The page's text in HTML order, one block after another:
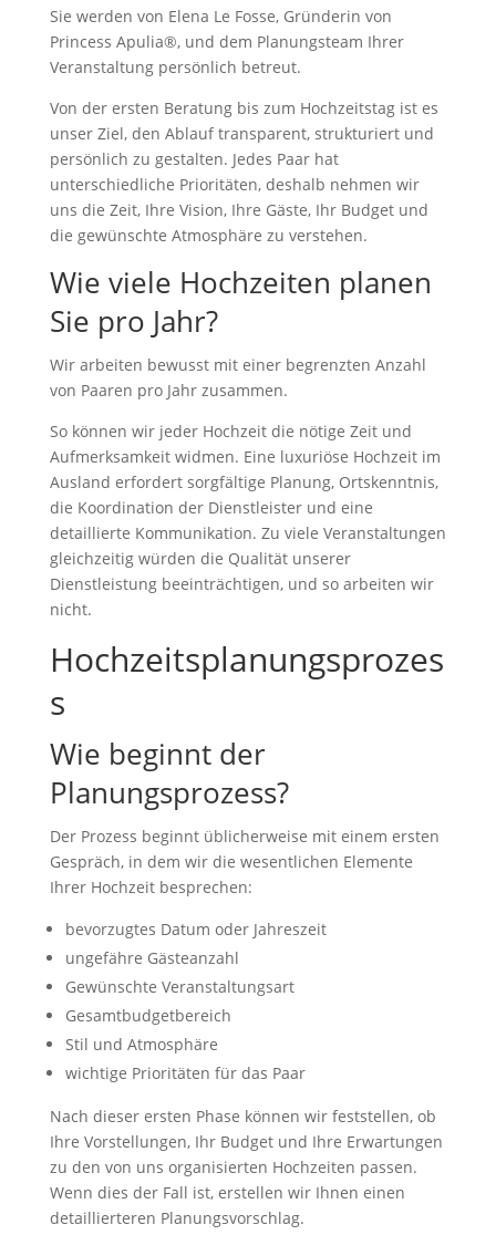
Sie werden von Elena Le Fosse, Gründerin von
Princess Apulia®, und dem Planungsteam Ihrer
Veranstaltung persönlich betreut.
Von der ersten Beratung bis zum Hochzeitstag ist es
unser Ziel, den Ablauf transparent, strukturiert und
persönlich zu gestalten. Jedes Paar hat
unterschiedliche Prioritäten, deshalb nehmen wir
uns die Zeit, Ihre Vision, Ihre Gäste, Ihr Budget und
die gewünschte Atmosphäre zu verstehen.
Wie viele Hochzeiten planen
Sie pro Jahr?
Wir arbeiten bewusst mit einer begrenzten Anzahl
von Paaren pro Jahr zusammen.
So können wir jeder Hochzeit die nötige Zeit und
Aufmerksamkeit widmen. Eine luxuriöse Hochzeit im
Ausland erfordert sorgfältige Planung, Ortskenntnis,
die Koordination der Dienstleister und eine
detaillierte Kommunikation. Zu viele Veranstaltungen
gleichzeitig würden die Qualität unserer
Dienstleistung beeinträchtigen, und so arbeiten wir
nicht.
Hochzeitsplanungsprozes
s
Wie beginnt der
Planungsprozess?
Der Prozess beginnt üblicherweise mit einem ersten
Gespräch, in dem wir die wesentlichen Elemente
Ihrer Hochzeit besprechen:
bevorzugtes Datum oder Jahreszeit
ungefähre Gästeanzahl
Gewünschte Veranstaltungsart
Gesamtbudgetbereich
Stil und Atmosphäre
wichtige Prioritäten für das Paar
Nach dieser ersten Phase können wir feststellen, ob
Ihre Vorstellungen, Ihr Budget und Ihre Erwartungen
zu den von uns organisierten Hochzeiten passen.
Wenn dies der Fall ist, erstellen wir Ihnen einen
detaillierteren Planungsvorschlag.